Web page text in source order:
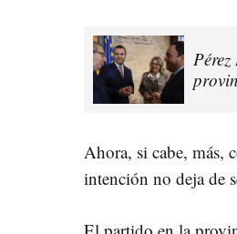
Ahora, si cabe, más,
intención no deja de